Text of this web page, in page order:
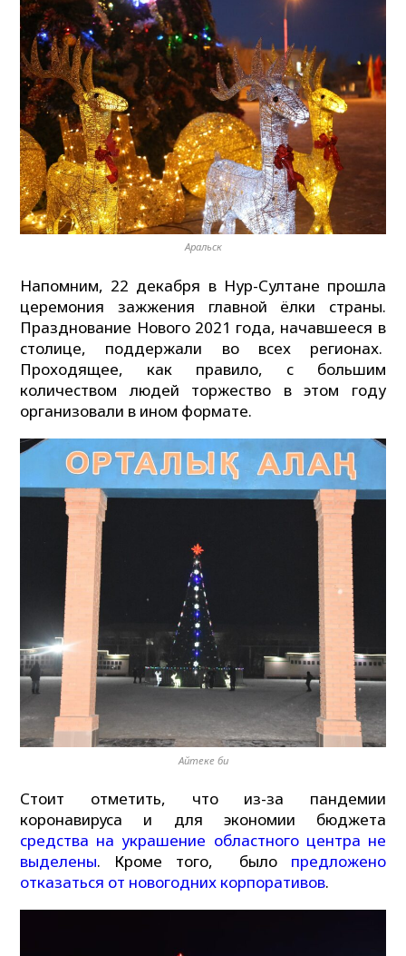
Аральск
Напомним, 22 декабря в Нур-Султане прошла
церемония зажжения главной ёлки страны.
Празднование Нового 2021 года, начавшееся в
столице, поддержали во всех регионах.
Проходящее, как правило, с большим
количеством людей торжество в этом году
организовали в ином формате.
Айтеке би
Стоит отметить, что из-за пандемии
коронавируса и для экономии бюджета
средства на украшение областного центра не
выделены. Кроме того, было предложено
отказаться от новогодних корпоративов.